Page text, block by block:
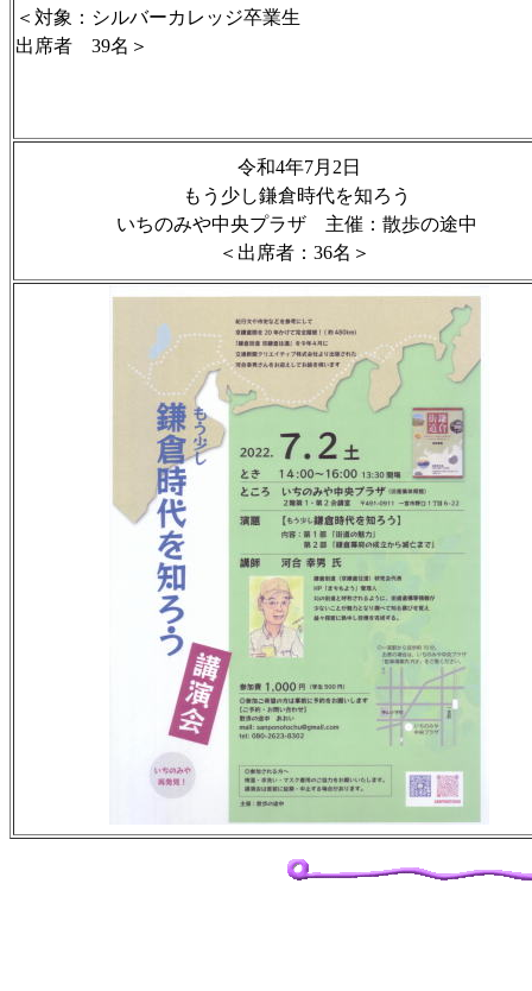
＜対象：シルバーカレッジ卒業生
出席者 39名＞
令和4年7月2日
もう少し鎌倉時代を知ろう
いちのみや中央プラザ 主催：散歩の途中
＜出席者：36名＞